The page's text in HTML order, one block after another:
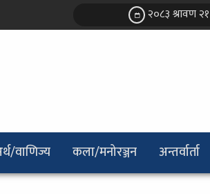
२०८३ श्रावण २१
वाणिज्य कला/मनोरञ्जन अन्तर्वार्ता